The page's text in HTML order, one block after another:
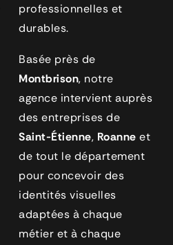
professionnelles et
durables.
Basée près de
Montbrison, notre
agence intervient auprès
des entreprises de
Saint-Étienne, Roanne et
de tout le département
pour concevoir des
identités visuelles
adaptées à chaque
métier et à chaque